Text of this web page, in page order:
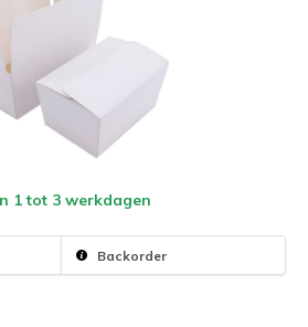
1 tot 3 werkdagen
Backorder